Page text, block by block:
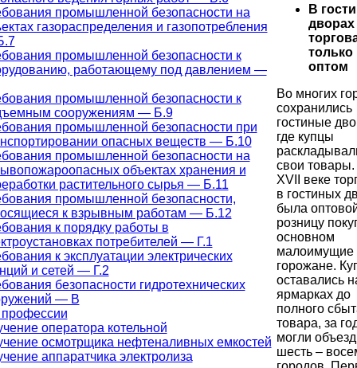
промышленной безопасности на
газораспределения и газопотребления
промышленной безопасности к
работающему под давлением —
промышленной безопасности к
сооружениям — Б.9
промышленной безопасности при
опасных веществ — Б.10
промышленной безопасности на
объектах хранения и
растительного сырья — Б.11
промышленной безопасности,
к взрывным работам — Б.12
к порядку работы в
потребителей — Г.1
к эксплуатации электрических
и сетей — Г.2
безопасности гидротехнических
— В
оператора котельной
осмотрщика нефтеналивных емкостей
аппаратчика электролиза
В
дворах
только
оптом
Во многих
сохранились
гостиные
где купцы
свои
XVII веке
в гостиных
была
розницу
основном
малоимущие
горожане.
оставались
ярмарках до
полного
товара, за
могли
шесть –